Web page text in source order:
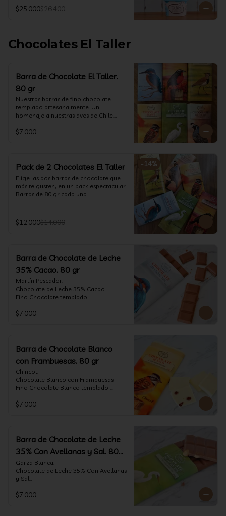
Info Nutricional
$25.000$26.400
Chocolates El Taller
Barra de Chocolate El Taller.
80 gr
Nuestras barras de fino chocolate
templado artesanalmente. Un
homenaje a nuestras aves de Chile.
$7.000
-14%
Pack de 2 Chocolates El Taller
Elige las dos barras de chocolate que
más te gusten, en un pack espectacular.
Barras de 80 gr cada una.
$12.000$14.000
Barra de Chocolate de Leche
35% Cacao. 80 gr
Martín Pescador.
Chocolate de Leche 35% Cacao
Fino Chocolate templado
leche, notas de caramelo, especias y
$7.000
Barra de Chocolate Blanco
con Frambuesas. 80 gr
Chincol.
Chocolate Blanco con Frambuesas
Fino Chocolate Blanco templado
frambuesas deshidratadas, con un perfil
Formato: tableta 80 gramos.
$7.000
Barra de Chocolate de Leche
35% Con Avellanas y Sal. 80
gr
Garza Blanca.
Chocolate de Leche 35% Con Avellanas
y Sal
artesanalmente con Avellanas
$7.000